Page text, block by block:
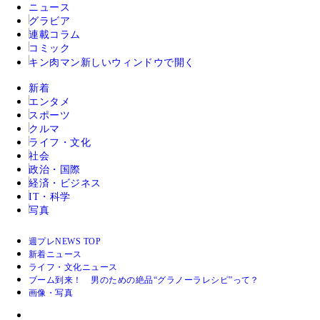
ニュース
グラビア
連載コラム
コミック
キン肉マン 新しいウィンドウで開く
新着
エンタメ
スポーツ
クルマ
ライフ・文化
社会
政治・国際
経済・ビジネス
IT・科学
写真
週プレNEWS TOP
新着ニュース
ライフ・文化ニュース
ブーム到来！ 男のための絶品“グラノーラレシピ”って？
画像・写真